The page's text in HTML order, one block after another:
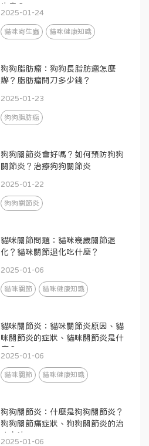
生蟲？
2025-01-24
貓咪寄生蟲 貓咪健康知識
狗狗脂肪瘤：狗狗長脂肪瘤怎麼
辦？脂肪瘤開刀多少錢？
2025-01-23
狗狗脂肪瘤
狗狗關節炎會好嗎？如何預防狗狗
關節炎？治療狗狗關節炎
2025-01-22
狗狗關節炎
貓咪關節問題：貓咪幾歲關節退
化？貓咪關節退化吃什麼？
2025-01-06
貓咪關節 貓咪健康知識
貓咪關節炎：貓咪關節炎原因、貓
咪關節炎的症狀、貓咪關節炎是什
麼？
2025-01-06
貓咪關節 貓咪健康知識
狗狗關節炎：什麼是狗狗關節炎？
狗狗關節痛症狀、狗狗關節炎的治
療方法
2025-01-06